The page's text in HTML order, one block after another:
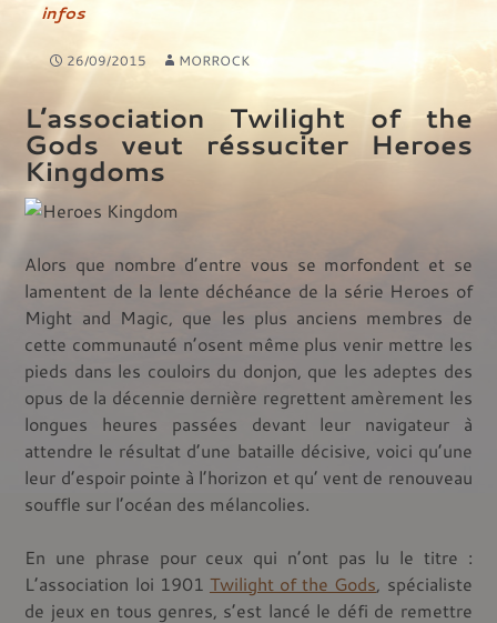
infos
26/09/2015 MORROCK
L’association Twilight of the
Gods veut réssuciter Heroes
Kingdoms
Alors que nombre d’entre vous se morfondent et se
lamentent de la lente déchéance de la série Heroes of
Might and Magic, que les plus anciens membres de
cette communauté n’osent même plus venir mettre les
pieds dans les couloirs du donjon, que les adeptes des
opus de la décennie dernière regrettent amèrement les
longues heures passées devant leur navigateur à
attendre le résultat d’une bataille décisive, voici qu’une
leur d’espoir pointe à l’horizon et qu’ vent de renouveau
souffle sur l’océan des mélancolies.
En une phrase pour ceux qui n’ont pas lu le titre :
L’association loi 1901 Twilight of the Gods, spécialiste
de jeux en tous genres, s’est lancé le défi de remettre